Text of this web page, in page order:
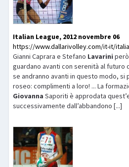
Italian League, 2012 novembre 06
https://www.dallarivolley.com/it-it/
Gianni Caprara e Stefano Lavarini
guardano avanti con serenità al futuro
se andranno avanti in questo modo,
roseo: complimenti a loro! ... La
Giovanna Saporiti è approdata
successivamente dall’abbandono [...]